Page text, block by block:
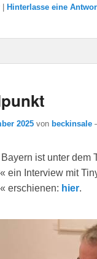
Hinterlasse eine
2025 von beckinsale
ist unter
ein Interview mit
erschienen: hier.